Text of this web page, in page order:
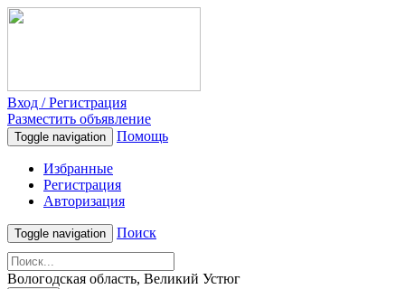
Вход / Регистрация
Разместить объявление
Toggle navigation Помощь
Избранные
Регистрация
Авторизация
Toggle navigation Поиск
Вологодская область, Великий Устюг